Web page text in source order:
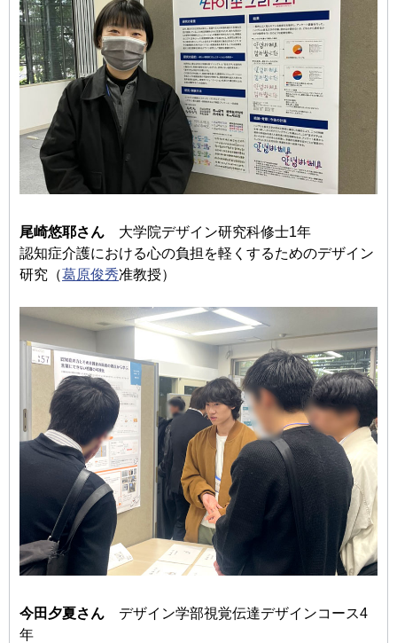
尾崎悠耶さん 大学院デザイン研究科修士1年
認知症介護における心の負担を軽くするためのデザイン
研究（葛原俊秀准教授）
今田夕夏さん デザイン学部視覚伝達デザインコース4
年